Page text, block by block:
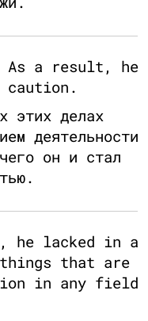
As a result, he
caution.
этих делах
деятельности
он и стал
he lacked in a
things that are
in any field